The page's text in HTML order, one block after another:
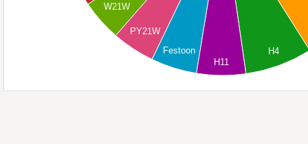
H4
W21W
PY21W
Festoon
H11